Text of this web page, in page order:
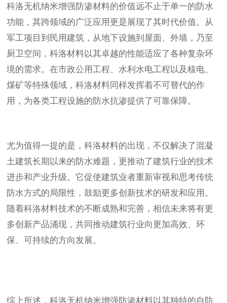
科洛无机纳米增强防渗材料的价值远不止于单一的防水
功能，其跨领域的广泛应用更是展现了其时代价值。从
军工项目到民用建筑，从地下设施到屋面、外墙，乃至
厨卫空间，科洛材料以其卓越的性能适应了各种复杂环
境的需求。在市政公用工程、水利水电工程以及核电、
煤矿等特殊领域，科洛材料同样发挥着不可替代的作
用，为各类工程设施的防水抗渗提供了可靠保障。
尤为值得一提的是，科洛材料的出现，不仅解决了混凝
土建筑长期以来的防水难题，更推动了建筑行业的技术
进步和产业升级。它促使建筑业者重新审视和思考传统
防水方式的局限性，鼓励更多创新技术的研发和应用。
随着科洛材料技术的不断成熟和完善，相信未来将有更
多创新产品涌现，共同推动建筑行业向更加高效、环
保、可持续的方向发展。
综上所述，科洛无机纳米增强防渗材料以其独特的自防